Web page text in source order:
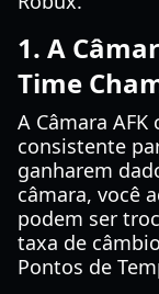
1. A
Time
A Câmara
consistente
ganharem
câmara, você
podem ser
taxa de
Pontos de